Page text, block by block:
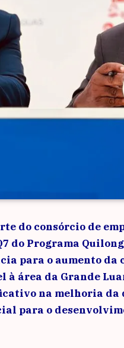
do consórcio de
do Programa
para o aumento
à área da Grande
na melhoria da
para o